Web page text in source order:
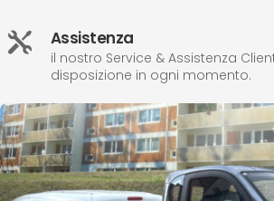
 Assistenza
il nostro Service & Assistenza
disposizione in ogni momento.